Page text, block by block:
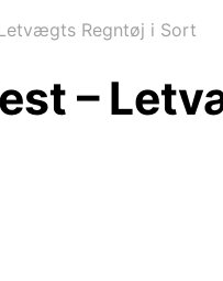
Regntøj i Sort
–